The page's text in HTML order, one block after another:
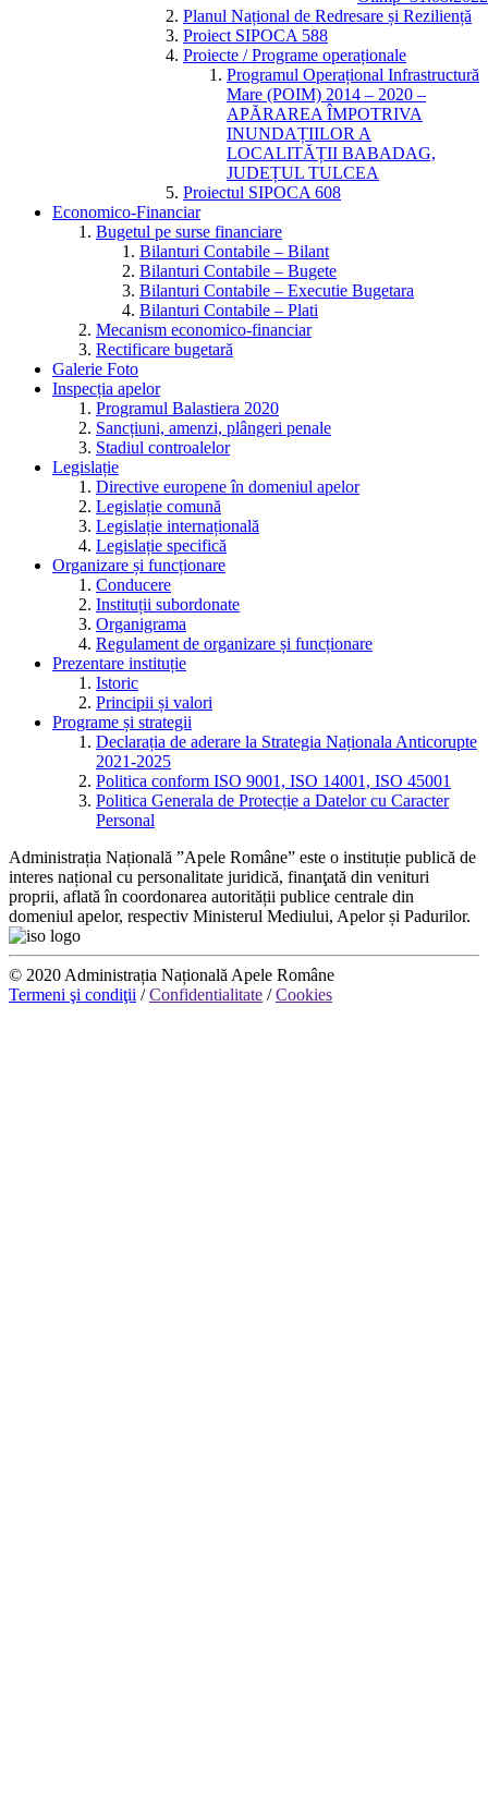
Planul Național de Redresare și Reziliență
Proiect SIPOCA 588
Proiecte / Programe operaționale
Programul Operațional Infrastructură
Mare (POIM) 2014 – 2020 –
APĂRAREA ÎMPOTRIVA
INUNDAȚIILOR A
LOCALITĂȚII BABADAG,
JUDEȚUL TULCEA
Proiectul SIPOCA 608
Economico-Financiar
Bugetul pe surse financiare
Bilanturi Contabile – Bilant
Bilanturi Contabile – Bugete
Bilanturi Contabile – Executie Bugetara
Bilanturi Contabile – Plati
Mecanism economico-financiar
Rectificare bugetară
Galerie Foto
Inspecția apelor
Programul Balastiera 2020
Sancțiuni, amenzi, plângeri penale
Stadiul controalelor
Legislație
Directive europene în domeniul apelor
Legislație comună
Legislație internațională
Legislație specifică
Organizare și funcționare
Conducere
Instituții subordonate
Organigrama
Regulament de organizare și funcționare
Prezentare instituție
Istoric
Principii și valori
Programe și strategii
Declarația de aderare la Strategia Naționala Anticorupte
2021-2025
Politica conform ISO 9001, ISO 14001, ISO 45001
Politica Generala de Protecție a Datelor cu Caracter
Personal
Administrația Națională ”Apele Române” este o instituție publică de
interes național cu personalitate juridică, finanţată din venituri
proprii, aflată în coordonarea autorității publice centrale din
domeniul apelor, respectiv Ministerul Mediului, Apelor și Padurilor.
© 2020 Administrația Națională Apele Române
Termeni şi condiţii /Confidentialitate /Cookies